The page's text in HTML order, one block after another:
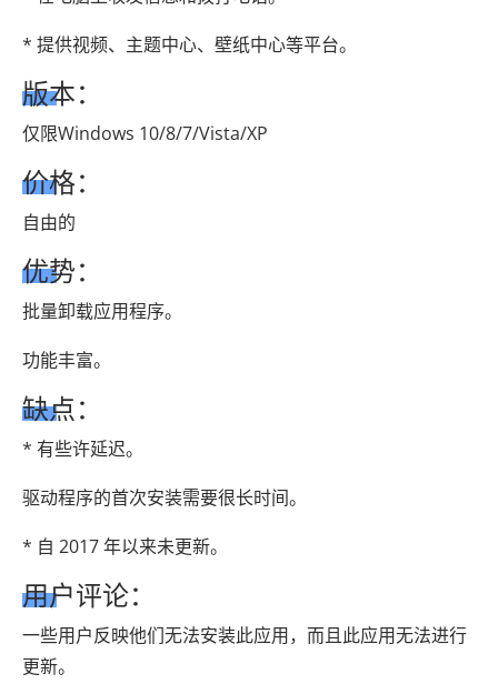
* 提供视频、主题中心、壁纸中心等平台。
版本：
仅限Windows 10/8/7/Vista/XP
价格：
自由的
优势：
批量卸载应用程序。
功能丰富。
缺点：
* 有些许延迟。
驱动程序的首次安装需要很长时间。
* 自 2017 年以来未更新。
用户评论：
一些用户反映他们无法安装此应用，而且此应用无法进行
更新。